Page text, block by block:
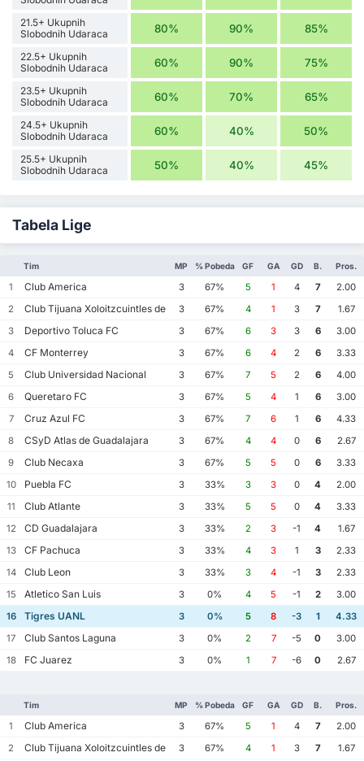
21.5+ Ukupnih
Slobodnih Udaraca
80% 90% 85%
22.5+ Ukupnih
Slobodnih Udaraca
60% 90% 75%
23.5+ Ukupnih
Slobodnih Udaraca
60% 70% 65%
24.5+ Ukupnih
Slobodnih Udaraca
60% 40% 50%
25.5+ Ukupnih
Slobodnih Udaraca
50% 40% 45%
Tabela Lige
Tim MP % Pobeda GF GA GD B. Pros.
1 Club America 3 67% 5 1 4 7
2.00
2
Club Tijuana Xoloitzcuintles de Caliente
3 67% 4 1 3 7
1.67
3
Deportivo Toluca FC 3 67% 6 3 3 6
3.00
4
CF Monterrey 3 67% 6 4 2 6
3.33
5
Club Universidad Nacional 3 67% 7 5 2 6
4.00
6
Queretaro FC 3 67% 5 4 1 6
3.00
7
Cruz Azul FC 3 67% 7 6 1 6
4.33
8
CSyD Atlas de Guadalajara 3 67% 4 4 0 6
2.67
9
Club Necaxa 3 67% 5 5 0 6
3.33
10
Puebla FC 3 33% 3 3 0 4
2.00
11
Club Atlante 3 33% 5 5 0 4
3.33
12
CD Guadalajara 3 33% 2 3 -1 4
1.67
13
CF Pachuca 3 33% 4 3 1 3
2.33
14
Club Leon 3 33% 3 4 -1 3
2.33
15
Atletico San Luis 3 0% 4 5 -1 2
3.00
16
Tigres UANL 3 0% 5 8 -3 1
4.33
17
Club Santos Laguna 3 0% 2 7 -5 0
3.00
18
FC Juarez 3 0% 1 7 -6 0 2.67
Tim MP % Pobeda GF GA GD B. Pros.
1 Club America 3 67% 5 1 4 7
2.00
2
Club Tijuana Xoloitzcuintles de Caliente
3 67% 4 1 3 7
1.67